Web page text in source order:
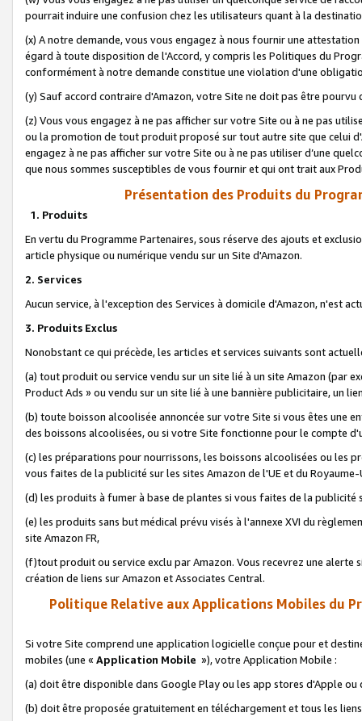
pourrait induire une confusion chez les utilisateurs quant à la
(x) A notre demande, vous vous engagez à nous fournir une
égard à toute disposition de l'Accord, y compris les Politiques du
conformément à notre demande constitue une violation d'une
(y) Sauf accord contraire d'Amazon, votre Site ne doit pas être
(z) Vous vous engagez à ne pas afficher sur votre Site ou à ne pas
ou la promotion de tout produit proposé sur tout autre site que celui
engagez à ne pas afficher sur votre Site ou à ne pas utiliser d’une
que nous sommes susceptibles de vous fournir et qui ont trait aux
Présentation des Produits du
1. Produits
En vertu du Programme Partenaires, sous réserve des ajouts et
article physique ou numérique vendu sur un Site d'Amazon.
2. Services
Aucun service, à l'exception des Services à domicile d'Amazon, n'est
3. Produits Exclus
Nonobstant ce qui précède, les articles et services suivants sont
(a) tout produit ou service vendu sur un site lié à un site Amazon (par
Product Ads » ou vendu sur un site lié à une bannière publicitaire, un
(b) toute boisson alcoolisée annoncée sur votre Site si vous êtes une
des boissons alcoolisées, ou si votre Site fonctionne pour le compte
(c) les préparations pour nourrissons, les boissons alcoolisées ou les
vous faites de la publicité sur les sites Amazon de l'UE et du Royaume-
(d) les produits à fumer à base de plantes si vous faites de la publicité
(e) les produits sans but médical prévu visés à l'annexe XVI du
site Amazon FR,
(f)tout produit ou service exclu par Amazon. Vous recevrez une alerte
création de liens sur Amazon et Associates Central.
Politique Relative aux Applications Mobiles du
Si votre Site comprend une application logicielle conçue pour et
mobiles (une « Application Mobile »), votre Application Mobile :
(a) doit être disponible dans Google Play ou les app stores d'Apple ou
(b) doit être proposée gratuitement en téléchargement et tous les